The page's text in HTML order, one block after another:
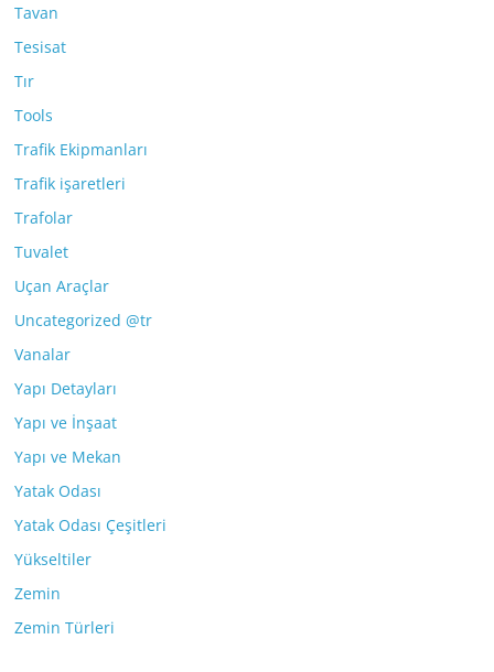
Tavan
Tesisat
Tır
Tools
Trafik Ekipmanları
Trafik işaretleri
Trafolar
Tuvalet
Uçan Araçlar
Uncategorized @tr
Vanalar
Yapı Detayları
Yapı ve İnşaat
Yapı ve Mekan
Yatak Odası
Yatak Odası Çeşitleri
Yükseltiler
Zemin
Zemin Türleri